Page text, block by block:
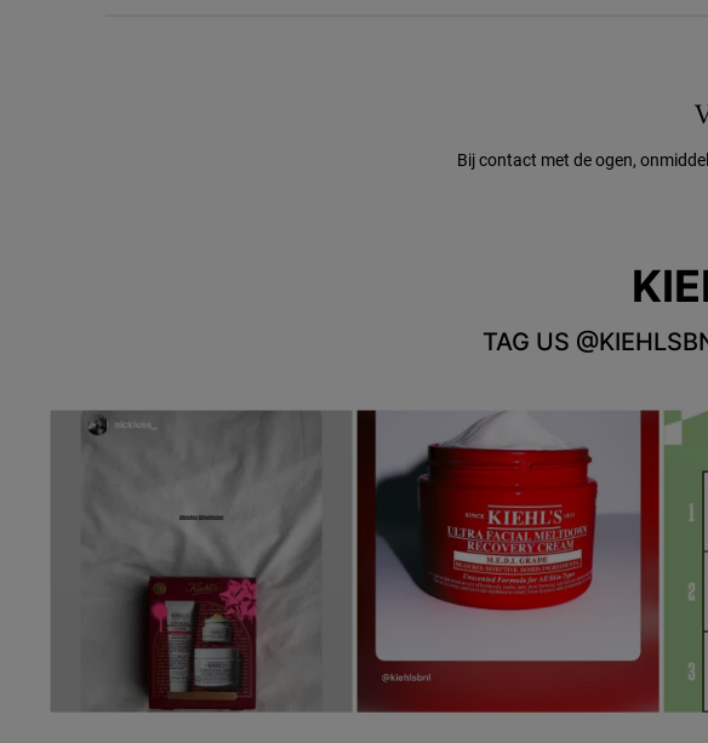
Bij contact met de ogen,
TAG US
Media Carousel - Carousel with product photos. Use the previous and next buttons to